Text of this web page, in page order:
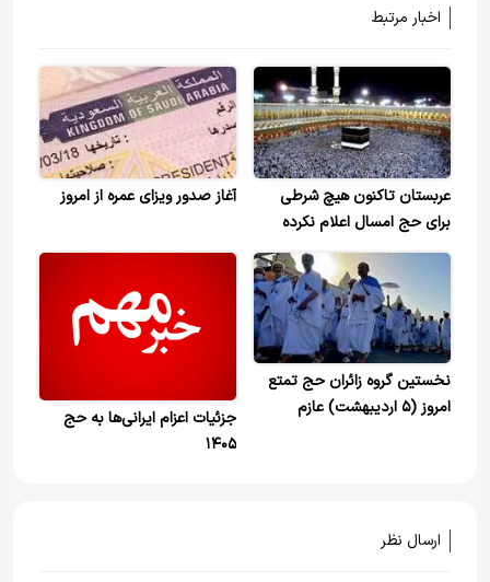
اخبار مرتبط
عربستان تاکنون هیچ شرطی
برای حج امسال اعلام نکرده
است
آغاز صدور ویزای عمره از امروز
نخستین گروه زائران حج تمتع
امروز (۵ اردیبهشت) عازم
جزئیات اعزام ایرانی‌ها به حج
۱۴۰۵
ارسال نظر